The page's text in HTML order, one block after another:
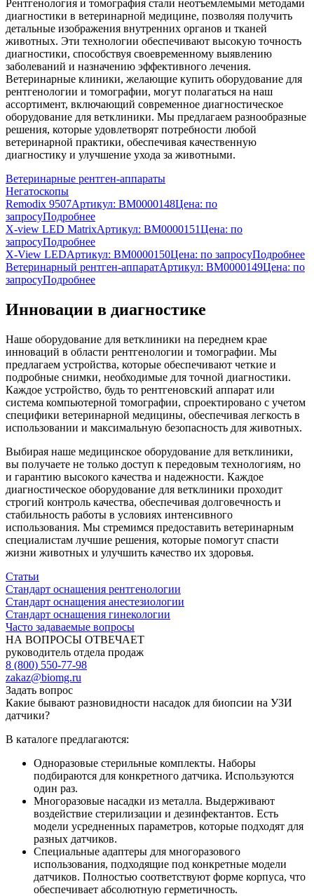
Рентгенология и томография стали неотъемлемыми методами
диагностики в ветеринарной медицине, позволяя получить
детальные изображения внутренних органов и тканей
животных. Эти технологии обеспечивают высокую точность
диагностики, способствуя своевременному выявлению
заболеваний и назначению эффективного лечения.
Ветеринарные клиники, желающие купить оборудование для
рентгенологии и томографии, могут полагаться на наш
ассортимент, включающий современное диагностическое
оборудование для ветклиники. Мы предлагаем разнообразные
решения, которые удовлетворят потребности любой
ветеринарной практики, обеспечивая качественную
диагностику и улучшение ухода за животными.
Ветеринарные рентген-аппараты
Негатоскопы
Remodix 9507Артикул: BM0000148Цена: по
запросуПодробнее
X-view LED MatrixАртикул: BM0000151Цена: по
запросуПодробнее
X-View LEDАртикул: BM0000150Цена: по запросуПодробнее
Ветеринарный рентген-аппаратАртикул: BM0000149Цена: по
запросуПодробнее
Инновации в диагностике
Наше оборудование для ветклиники на переднем крае
инноваций в области рентгенологии и томографии. Мы
предлагаем устройства, которые обеспечивают четкие и
подробные снимки, необходимые для точной диагностики.
Каждое устройство, будь то рентгеновский аппарат или
система компьютерной томографии, спроектировано с учетом
специфики ветеринарной медицины, обеспечивая легкость в
использовании и максимальную безопасность для животных.
Выбирая наше медицинское оборудование для ветклиники,
вы получаете не только доступ к передовым технологиям, но
и гарантию высокого качества и надежности. Каждое
диагностическое оборудование для ветклиники проходит
строгий контроль качества, обеспечивая долговечность и
стабильность работы в условиях интенсивного
использования. Мы стремимся предоставить ветеринарным
специалистам лучшие решения, которые помогут спасти
жизни животных и улучшить качество их здоровья.
Статьи
Стандарт оснащения рентгенологии
Стандарт оснащения анестезиологии
Стандарт оснащения гинекологии
Часто задаваемые вопросы
НА ВОПРОСЫ ОТВЕЧАЕТ
руководитель отдела продаж
8 (800) 550-77-98
zakaz@biomg.ru
Задать вопрос
Какие бывают разновидности насадок для биопсии на УЗИ
датчики?
В каталоге предлагаются:
Одноразовые стерильные комплекты. Наборы
подбираются для конкретного датчика. Используются
один раз.
Многоразовые насадки из металла. Выдерживают
воздействие стерилизации и дезинфектантов. Есть
модели усредненных параметров, которые подходят для
разных датчиков.
Специальные адаптеры для многоразового
использования, подходящие под конкретные модели
датчиков. Полностью соответствуют форме корпуса, что
обеспечивает абсолютную герметичность.